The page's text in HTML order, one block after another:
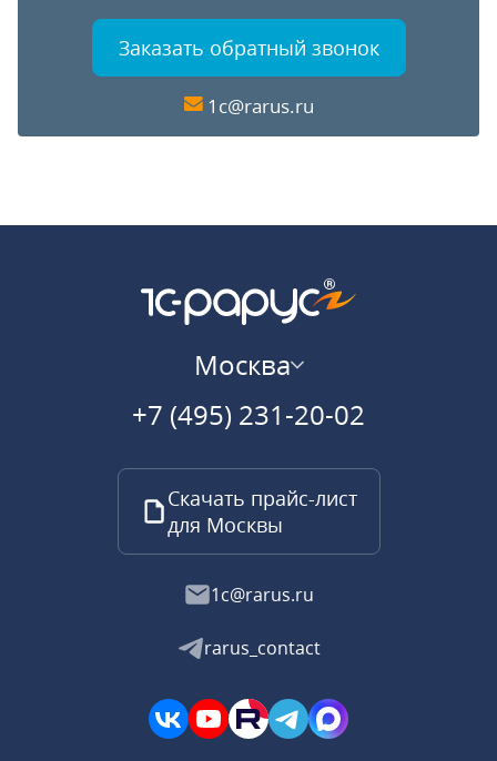
Заказать обратный звонок
1c@rarus.ru
Москва
+7 (495) 231-20-02
Скачать прайс-лист
для Москвы
1c@rarus.ru
rarus_contact